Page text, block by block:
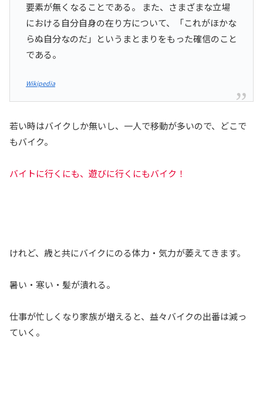
要素が無くなることである。 また、さまざまな立場
における自分自身の在り方について、「これがほかな
らぬ自分なのだ」というまとまりをもった確信のこと
である。
Wikipedia
若い時はバイクしか無いし、一人で移動が多いので、どこで
もバイク。
バイトに行くにも、遊びに行くにもバイク！
けれど、歳と共にバイクにのる体力・気力が萎えてきます。
暑い・寒い・髪が潰れる。
仕事が忙しくなり家族が増えると、益々バイクの出番は減っ
ていく。